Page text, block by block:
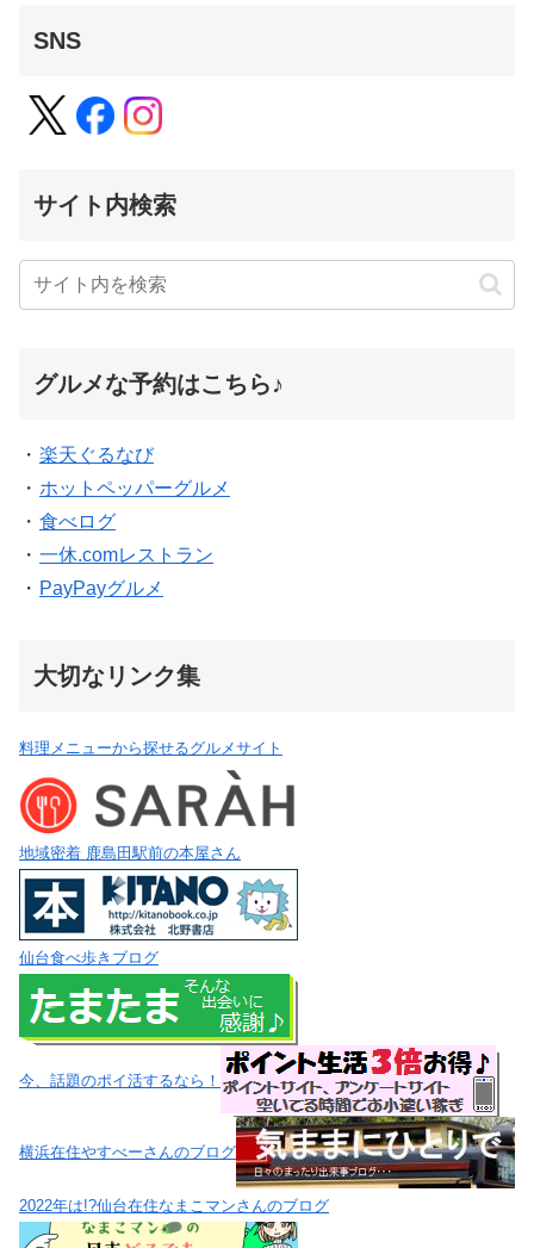
SNS
サイト内検索
グルメな予約はこちら♪
・ 楽天ぐるなび
・ ホットペッパーグルメ
・ 食べログ
・ 一休.comレストラン
・ PayPayグルメ
大切なリンク集
料理メニューから探せるグルメサイト
地域密着 鹿島田駅前の本屋さん
仙台食べ歩きブログ
今、話題のポイ活するなら！
横浜在住やすべーさんのブログ
2022年は!?仙台在住なまこマンさんのブログ